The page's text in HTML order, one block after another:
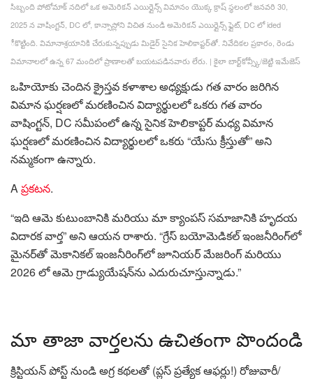
సిబ్బంది పోటోమాక్ నదిలో ఒక అమెరికన్ ఎయిర్లైన్స్ విమానం యొక్క క్రాష్ స్థలంలో జనవరి 30,
2025 న వాషింగ్టన్, DC లో, కాన్సాస్లోని విచిత నుండి అమెరికన్ ఎయిర్లైన్స్ ఫ్లైట్, DC లో ided
ీకొట్టింది. విమానాశ్రయానికి చేరుకున్నప్పుడు మిడైర్ సైనిక హెలికాప్టర్‌తో. నివేదికల ప్రకారం, రెండు
విమానాలలో ఉన్న 67 మందిలో ప్రాణాలతో బయటపడినవారు లేరు. | కైలా బార్ట్‌కోవ్స్కీ/జెట్టి ఇమేజెస్
ఒహియోకు చెందిన క్రైస్తవ కళాశాల అధ్యక్షుడు గత వారం జరిగిన
విమాన ఘర్షణలో మరణించిన విద్యార్థులలో ఒకరు గత వారం
వాషింగ్టన్, DC సమీపంలో ఉన్న సైనిక హెలికాప్టర్ మధ్య విమాన
ఘర్షణలో మరణించిన విద్యార్థులలో ఒకరు “యేసు క్రీస్తుతో” అని
నమ్మకంగా ఉన్నారు.
Aప్రకటన.
“ఇది ఆమె కుటుంబానికి మరియు మా క్యాంపస్ సమాజానికి హృదయ
విదారక వార్త” అని ఆయన రాశారు. “గ్రేస్ బయోమెడికల్ ఇంజనీరింగ్‌లో
మైనర్‌తో మెకానికల్ ఇంజనీరింగ్‌లో జూనియర్ మేజరింగ్ మరియు
2026 లో ఆమె గ్రాడ్యుయేషన్‌ను ఎదురుచూస్తున్నాడు.”
మా తాజా వార్తలను ఉచితంగా పొందండి
క్రిస్టియన్ పోస్ట్ నుండి అగ్ర కథలతో (ప్లస్ ప్రత్యేక ఆఫర్లు!) రోజువారీ/